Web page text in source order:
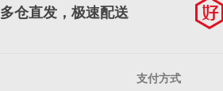
多仓直发，极速配送
支付方式